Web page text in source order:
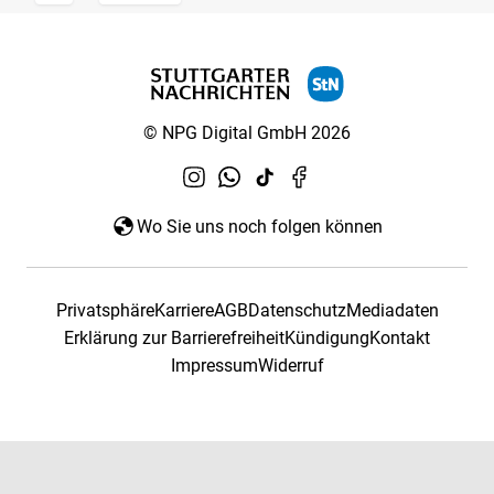
© NPG Digital GmbH 2026
Wo Sie uns noch folgen können
PrivatsphäreKarriereAGBDatenschutzMediadaten
Erklärung zur BarrierefreiheitKündigungKontakt
ImpressumWiderruf